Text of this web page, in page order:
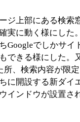
ジ上部にある検索
実に動く様にした
Googleでしかサイ
できる様にした。
所、検索内容が限
に開設する新ダイ
インドウが設置さ